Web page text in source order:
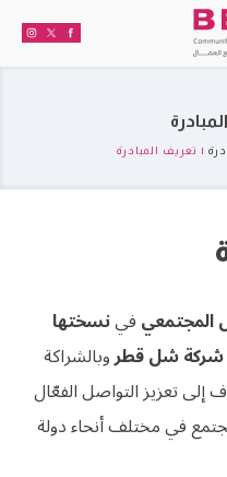
| تعريف المبادرة
المجتمعيفينسختها
شركة شل قطروبالشراكة
إلى تعزيز التواصل الفعّال
في مختلف أنحاء دولة